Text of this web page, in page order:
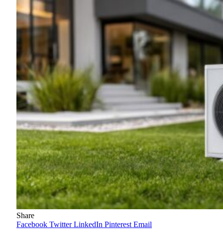
Share
Facebook Twitter LinkedIn Pinterest Email